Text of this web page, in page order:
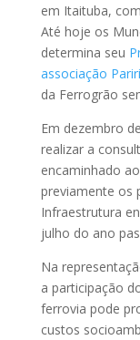
em Itaituba,
Até hoje os
determina seu
associação Pariri
da Ferrogrão
Em dezembro
realizar a
encaminhado
previamente os
Infraestrutura
julho do ano
Na
a participação
ferrovia pode
custos